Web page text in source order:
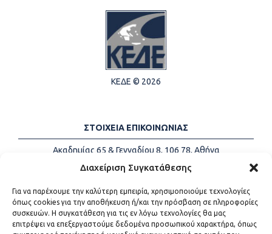
Διαχείριση Συγκατάθεσης
Για να παρέχουμε την καλύτερη εμπειρία, χρησιμοποιούμε τεχνολογίες
όπως cookies για την αποθήκευση ή/και την πρόσβαση σε πληροφορίες
συσκευών. Η συγκατάθεση για τις εν λόγω τεχνολογίες θα μας
επιτρέψει να επεξεργαστούμε δεδομένα προσωπικού χαρακτήρα, όπως
ΚΕΔΕ © 2026
ΣΤΟΙΧΕΙΑ ΕΠΙΚΟΙΝΩΝΙΑΣ
Ακαδημίας 65 & Γενναδίου 8, 106 78, Αθήνα
Τηλέφωνα:
+30 213-2147500
Email:
info@kede.gr
ΧΡΗΣΙΜΟΙ ΣΥΝΔΕΣΜΟΙ